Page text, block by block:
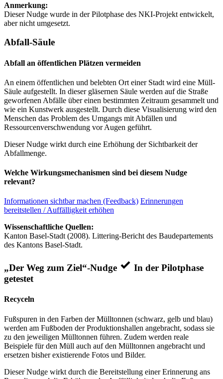
Anmerkung:
Dieser Nudge wurde in der Pilotphase des NKI-Projekt entwickelt,
aber nicht umgesetzt.
Abfall-Säule
Abfall an öffentlichen Plätzen vermeiden
An einem öffentlichen und belebten Ort einer Stadt wird eine Müll-
Säule aufgestellt. In dieser gläsernen Säule werden auf die Straße
geworfenen Abfälle über einen bestimmten Zeitraum gesammelt und
wie ein Kunstwerk ausgestellt. Durch diese Visualisierung wird den
Menschen das Problem des Umgangs mit Abfällen und
Ressourcenverschwendung vor Augen geführt.
Dieser Nudge wirkt durch eine Erhöhung der Sichtbarkeit der
Abfallmenge.
Welche Wirkungsmechanismen sind bei diesem Nudge
relevant?
Informationen sichtbar machen (Feedback) Erinnerungen
bereitstellen / Auffälligkeit erhöhen
Wissenschaftliche Quellen:
Kanton Basel-Stadt (2008). Littering-Bericht des Baudepartements
des Kantons Basel-Stadt.
„Der Weg zum Ziel“-Nudge
In der Pilotphase
getestet
Recyceln
Fußspuren in den Farben der Mülltonnen (schwarz, gelb und blau)
werden am Fußboden der Produktionshallen angebracht, sodass sie
zu den jeweiligen Mülltonnen führen. Zudem werden reale
Beispiele für den Müll auch auf den Mülltonnen angebracht und
ersetzen bisher existierende Fotos und Bilder.
Dieser Nudge wirkt durch die Bereitstellung einer Erinnerung ans